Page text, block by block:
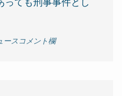
っても刑事事件とし
ースコメント欄